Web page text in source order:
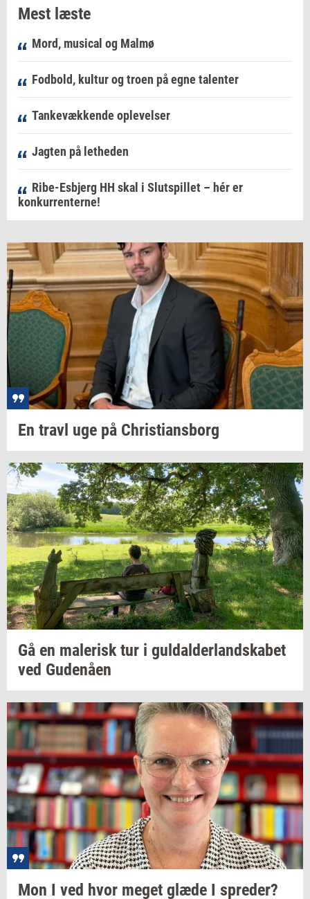
Mest læste
Mord, musical og Malmø
Fodbold, kultur og troen på egne talenter
Tankevækkende oplevelser
Jagten på letheden
Ribe-Esbjerg HH skal i Slutspillet – hér er
konkurrenterne!
En travl uge på Chri­sti­ans­borg
Gå en ma­le­risktur i gul­dal­der­land­ska­bet
ved Gu­denå­en
Mon I ved hvor meget glæde I spre­der?